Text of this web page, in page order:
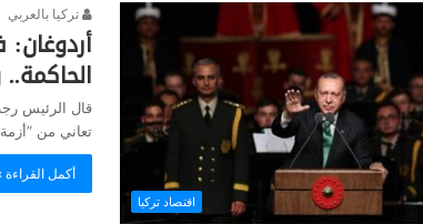
اقتصاد تركيا
تركيا بالعربي
أردوغان:
قال الرئيس
تعاني من
أكمل القراءة